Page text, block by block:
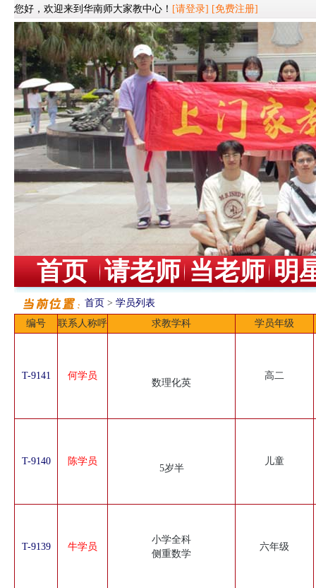
您好，欢迎来到华南师大家教中心！ [请登录] [免费注册]
首页 请老师 当老师 明
首页 > 学员列表
编号
联系人称呼 求教学科 学员年级
T-9141 何学员
数理化英
高二
T-9140 陈学员
5岁半
儿童
T-9139 牛学员
小学全科
侧重数学
六年级